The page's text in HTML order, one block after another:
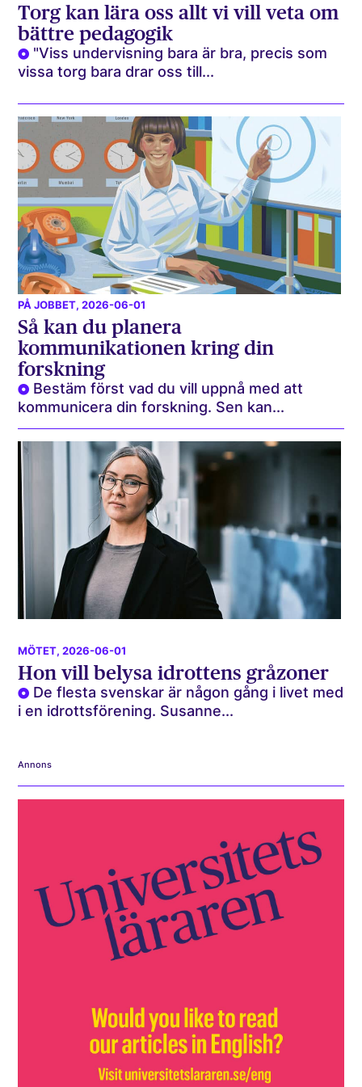
Torg kan lära oss allt vi vill veta om
bättre pedagogik
"Viss undervisning bara är bra, precis som
vissa torg bara drar oss till...
PÅ JOBBET, 2026-06-01
Så kan du planera
kommunikationen kring din
forskning
Bestäm först vad du vill uppnå med att
kommunicera din forskning. Sen kan...
MÖTET, 2026-06-01
Hon vill belysa idrottens gråzoner
De flesta svenskar är någon gång i livet med
i en idrottsförening. Susanne...
Annons